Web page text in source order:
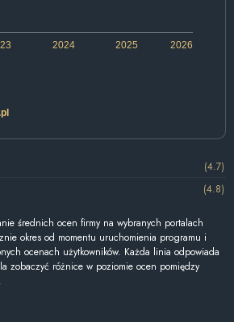
2024 2026
2025
(4.7)
(4.8)
średnich ocen firmy na wybranych portalach
okres od momentu uruchomienia programu i
ocenach użytkowników. Każda linia odpowiada
zobaczyć różnice w poziomie ocen pomiędzy